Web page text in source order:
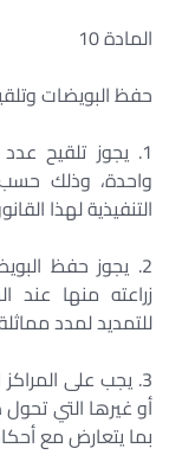
المادة 10
حفظ البويضات
1. يجوز تلقيح
واحدة، وذلك حسب
التنفيذية لهذا
2. يجوز حفظ
زراعته منها
للتمديد لمدد
3. يجب على
أو غيرها التي
بما يتعارض مع